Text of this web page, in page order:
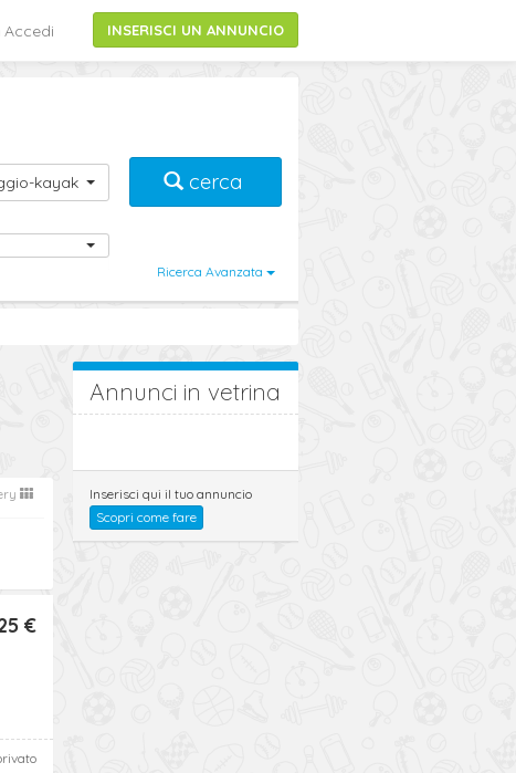
INSERISCI UN ANNUNCIO
Accedi
kayak cerca
Ricerca Avanzata
€
Annunci in vetrina
Inserisci qui il tuo annuncio
Scopri come fare